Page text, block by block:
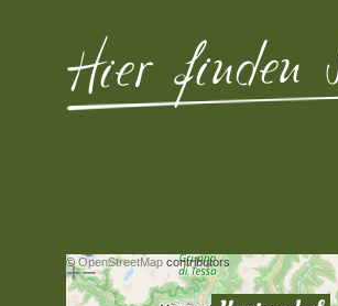
Hier finden
+−
©OpenStreetMap contributors